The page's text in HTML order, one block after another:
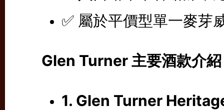
✅ 屬於平價型單一麥芽
Glen Turner 主要酒款介紹
1. Glen Turner